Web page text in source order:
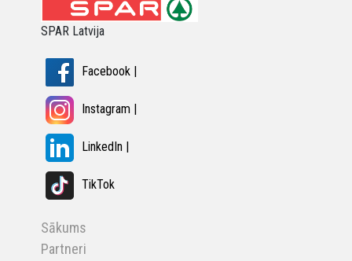
SPAR Latvija
Facebook |
Instagram |
LinkedIn |
TikTok
Sākums
Partneri